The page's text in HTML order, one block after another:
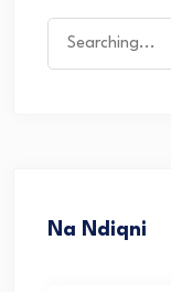
Na Ndiqni